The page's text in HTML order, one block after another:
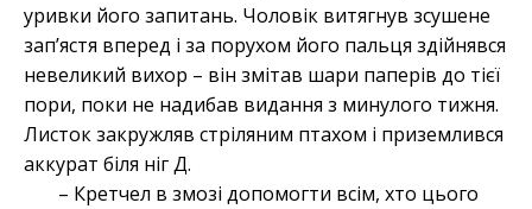
уривки його запитань. Чоловік витягнув зсушене
зап’ястя вперед і за порухом його пальця здійнявся
невеликий вихор – він змітав шари паперів до тієї
пори, поки не надибав видання з минулого тижня.
Листок закружляв стріляним птахом і приземлився
аккурат біля ніг Д.
– Кретчел в змозі допомогти всім, хто цього